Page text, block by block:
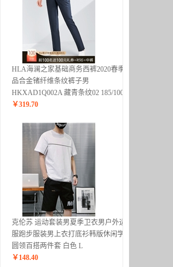
HLA海澜之家基础商务西裤2020春季新
品合金锗纤维条纹裤子男
HKXAD1Q002A 藏青条纹02 185/100A
￥319.70
克伦苏 运动套装男夏季卫衣男户外运动
服跑步服装男上衣打底衫韩版休闲学生
圆领百搭两件套 白色 L
￥ 148.40